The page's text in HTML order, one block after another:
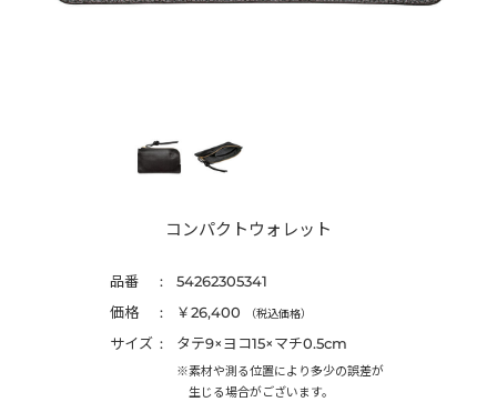
コンパクトウォレット
品番
54262305341
価格
￥26,400 （税込価格）
サイズ タテ9×ヨコ15×マチ0.5cm
※素材や測る位置により多少の誤差が
生じる場合がございます。